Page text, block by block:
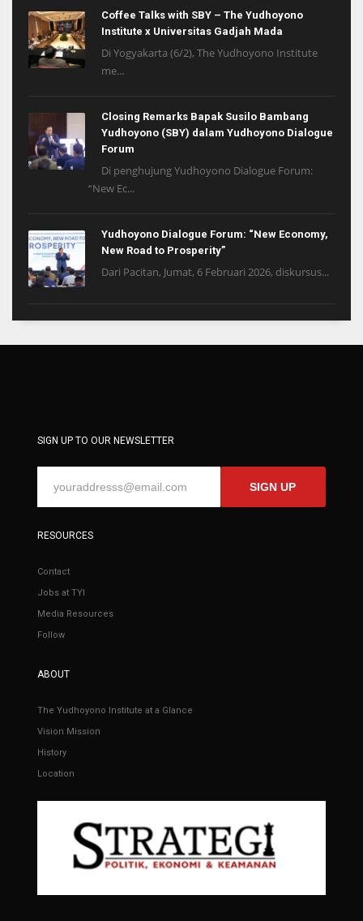
Coffee Talks with SBY – The Yudhoyono
Institute x Universitas Gadjah Mada
Di Yogyakarta (6/2), The Yudhoyono Institute
me...
Closing Remarks Bapak Susilo Bambang
Yudhoyono (SBY) dalam Yudhoyono Dialogue
Forum
Di penghujung Yudhoyono Dialogue Forum:
“New Ec...
Yudhoyono Dialogue Forum: “New Economy,
New Road to Prosperity”
Dari Pacitan, Jumat, 6 Februari 2026, diskursus...
SIGN UP TO OUR NEWSLETTER
SIGN UP
RESOURCES
Contact
Jobs at TYI
Media Resources
Follow
ABOUT
The Yudhoyono Institute at a Glance
Vision Mission
History
Location